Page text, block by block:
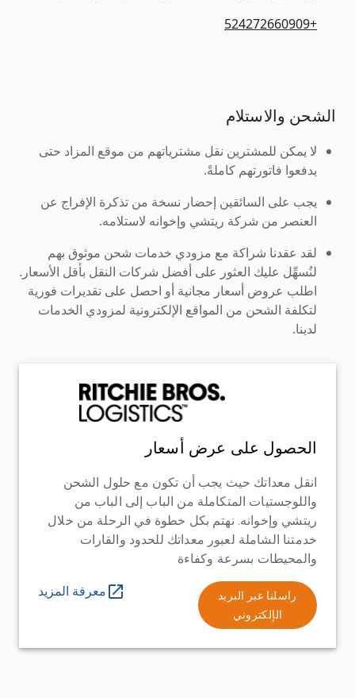
+524272660909
الشحن والاستلام
لا يمكن للمشترين نقل مشترياتهم من موقع المزاد حتى
يدفعوا فاتورتهم كاملةً.
يجب على السائقين إحضار نسخة من تذكرة الإفراج عن
العنصر من شركة ريتشي وإخوانه لاستلامه.
لقد عقدنا شراكة مع مزودي خدمات شحن موثوق بهم
لنُسهِّل عليك العثور على أفضل شركات النقل بأقل الأسعار.
اطلب عروض أسعار مجانية أو احصل على تقديرات فورية
لتكلفة الشحن من المواقع الإلكترونية لمزودي الخدمات
لدينا.
الحصول على عرض أسعار
انقل معداتك حيث يجب أن تكون مع حلول الشحن
واللوجستيات المتكاملة من الباب إلى الباب من
ريتشي وإخوانه. نهتم بكل خطوة في الرحلة من خلال
خدمتنا الشاملة لعبور معداتك للحدود والقارات
والمحيطات بسرعة وكفاءة
راسلنا عبر البريد
الإلكتروني
معرفة المزيد